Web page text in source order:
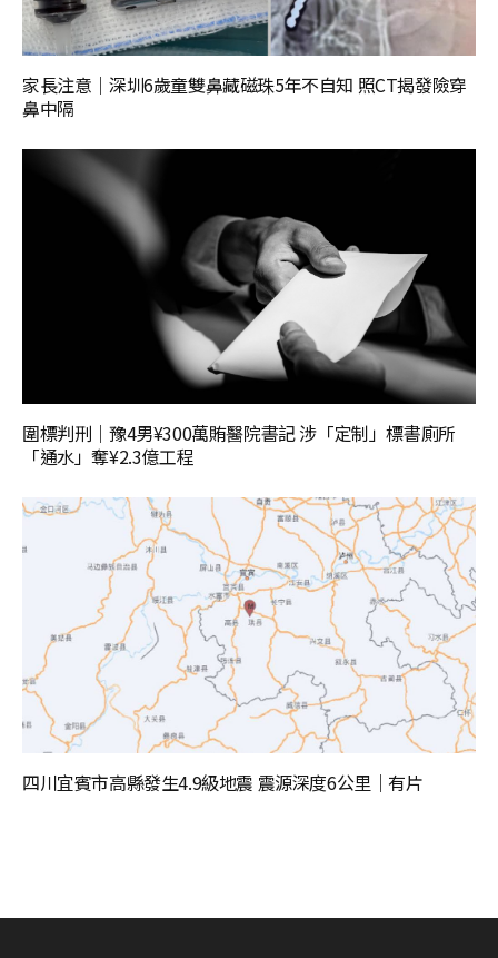
家長注意｜深圳6歲童雙鼻藏磁珠5年不自知 照CT揭發險穿
鼻中隔
圍標判刑｜豫4男¥300萬賄醫院書記 涉「定制」標書廁所
「通水」奪¥2.3億工程
四川宜賓市高縣發生4.9級地震 震源深度6公里｜有片